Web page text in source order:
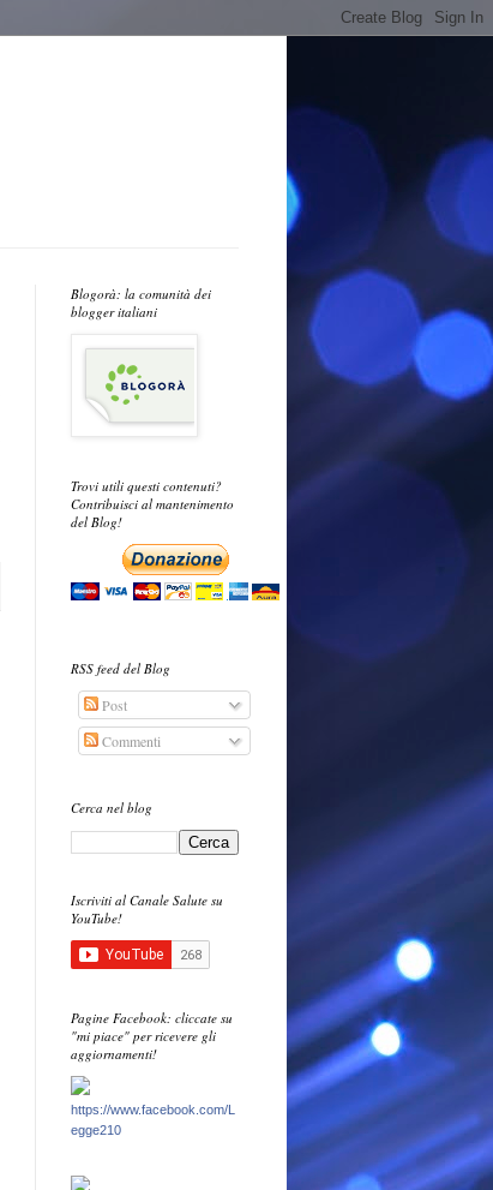
Blogorà: la comunità dei
blogger italiani
Trovi utili questi contenuti?
Contribuisci al mantenimento
del Blog!
RSS feed del Blog
Post
Commenti
Cerca nel blog
Iscriviti al Canale Salute su
YouTube!
Pagine Facebook: cliccate su
"mi piace" per ricevere gli
aggiornamenti!
https://www.facebook.com/L
egge210